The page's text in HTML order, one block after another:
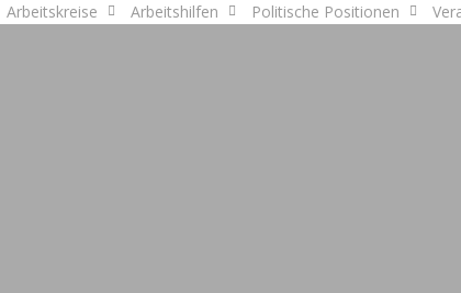
Arbeitskreise Arbeitshilfen Politische Positionen